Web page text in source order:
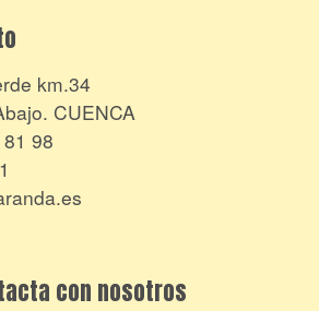
km.34
CUENCA
98
con nosotros